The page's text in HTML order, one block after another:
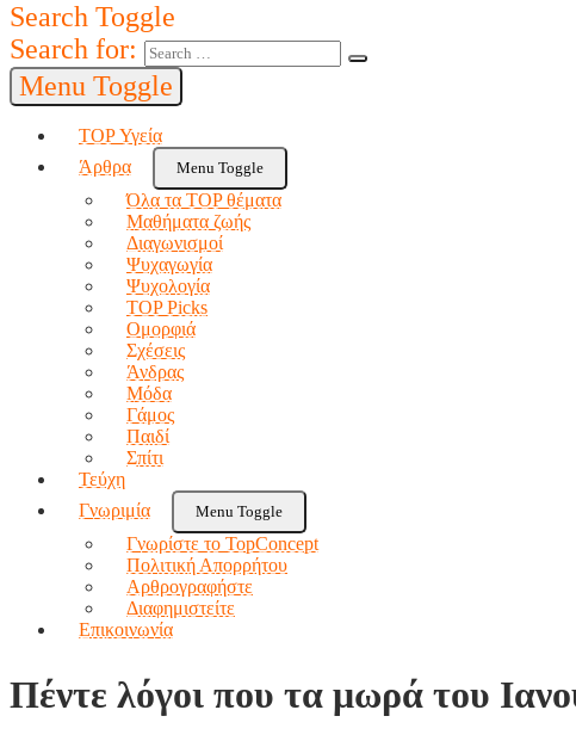
Search Toggle
Search for:
Menu Toggle
TOP Υγεία
Άρθρα
Menu Toggle
Όλα τα TOP θέματα
Μαθήματα ζωής
Διαγωνισμοί
Ψυχαγωγία
Ψυχολογία
TOP Picks
Ομορφιά
Σχέσεις
Άνδρας
Μόδα
Γάμος
Παιδί
Σπίτι
Τεύχη
Γνωριμία
Menu Toggle
Γνωρίστε το TopConcept
Πολιτική Απορρήτου
Αρθρογραφήστε
Διαφημιστείτε
Επικοινωνία
Πέντε λόγοι που τα μωρά του